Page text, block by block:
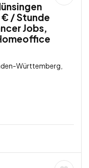
/ Stunde
Jobs,
Württemberg,